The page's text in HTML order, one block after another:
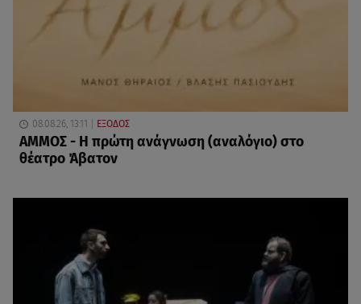
08.08.26, 13:11 ΕΞΟΔΟΣ
ΑΜΜΟΣ - Η πρώτη ανάγνωση (αναλόγιο) στο
θέατρο Άβατον